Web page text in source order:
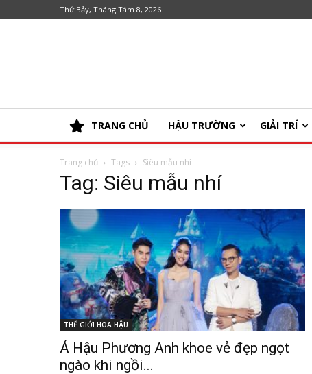
Thứ Bảy, Tháng Tám 8, 2026
TRANG CHỦ HẬU TRƯỜNG GIẢI TRÍ
Trang chủ Tags Siêu mẫu nhí
Tag: Siêu mẫu nhí
THẾ GIỚI HOA HẬU
Á Hậu Phương Anh khoe vẻ đẹp ngọt
ngào khi ngồi...